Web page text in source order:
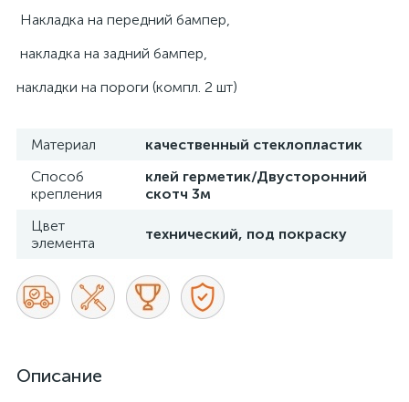
Накладка на передний бампер,
накладка на задний бампер,
накладки на пороги (компл. 2 шт)
Материал
качественный стеклопластик
Способ
крепления
клей герметик/Двусторонний
скотч 3м
Цвет
элемента
технический, под покраску
Описание